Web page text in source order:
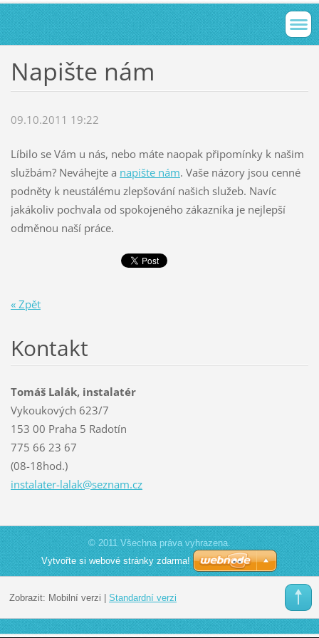
Napište nám
09.10.2011 19:22
Líbilo se Vám u nás, nebo máte naopak připomínky k našim
službám? Neváhejte a napište nám. Vaše názory jsou cenné
podněty k neustálému zlepšování našich služeb. Navíc
jakákoliv pochvala od spokojeného zákazníka je nejlepší
odměnou naší práce.
« Zpět
Kontakt
Tomáš Lalák, instalatér
Vykoukových 623/7
153 00 Praha 5 Radotín
775 66 23 67
(08-18hod.)
instalater-lalak@seznam.cz
© 2011 Všechna práva vyhrazena.
Vytvořte si webové stránky zdarma!
Zobrazit: Mobilní verzi Standardní verzi